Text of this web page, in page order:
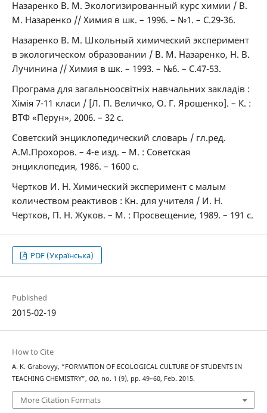
Назаренко В. М. Экологизированный курс химии / В.
М. Назаренко // Химия в шк. – 1996. – №1. – С.29-36.
Назаренко В. М. Школьный химический эксперимент
в экологическом образовании / В. М. Назаренко, Н. В.
Лучинина // Химия в шк. – 1993. – №6. – С.47-53.
Програма для загальноосвітніх навчальних закладів :
Хімія 7-11 класи / [Л. П. Величко, О. Г. Ярошенко]. – К. :
ВТФ «Перун», 2006. – 32 с.
Советский энциклопедический словарь / гл.ред.
А.М.Прохоров. – 4-е изд. – М. : Советская
энциклопедия, 1986. – 1600 с.
Чертков И. Н. Химический эксперимент с малым
количеством реактивов : Кн. для учителя / И. Н.
Чертков, П. Н. Жуков. – М. : Просвещение, 1989. – 191 с.
PDF (Українська)
Published
2015-02-19
How to Cite
A. K. Grabovyy, “FORMATION OF ECOLOGICAL CULTURE OF STUDENTS IN
TEACHING CHEMISTRY”, OD, no. 1 (9), pp. 49–60, Feb. 2015.
More Citation Formats